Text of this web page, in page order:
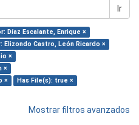
Ir
Díaz Escalante, Enrique ×
Elizondo Castro, León Ricardo ×
×
×
×
Has File(s): true ×
Mostrar filtros avanzados